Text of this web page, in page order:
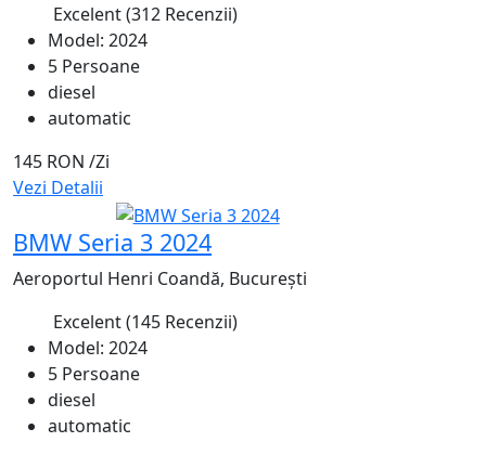
Excelent (312 Recenzii)
Model: 2024
5 Persoane
diesel
automatic
145 RON /Zi
Vezi Detalii
BMW Seria 3 2024
Aeroportul Henri Coandă, București
Excelent (145 Recenzii)
Model: 2024
5 Persoane
diesel
automatic